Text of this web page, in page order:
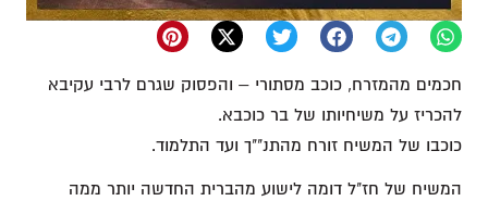
חכמים מהמזרח, כוכב מסתורי – והפסוק שגרם לרבי עקיבא
להכריז על משיחיותו של בר כוכבא.
כוכבו של המשיח זורח מהתנ""ך ועד התלמוד.
המשיח של חז"ל דומה לישוע מהברית החדשה יותר ממה